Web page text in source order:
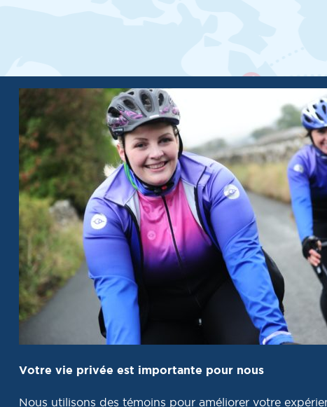
PRENDRE RENDEZ-
Tous droits réservés 2026 © Destination formation
Politique de confidentialité|Mes préférences cookies
Votre vie privée est importante pour nous
Nous utilisons des témoins pour améliorer votre